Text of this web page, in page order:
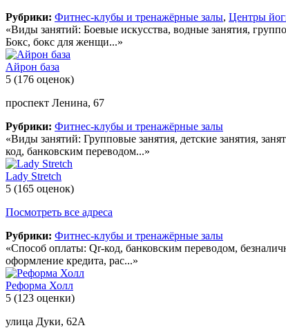
Рубрики: Фитнес-клубы и тренажёрные залы, Центры
«Виды занятий: Боевые искусства, водные занятия,
Бокс, бокс для женщи...»
Айрон база
5 (176 оценок)
проспект Ленина, 67
Рубрики: Фитнес-клубы и тренажёрные залы
«Виды занятий: Групповые занятия, детские занятия,
код, банковским переводом...»
Lady Stretch
5 (165 оценок)
Посмотреть все адреса
Рубрики: Фитнес-клубы и тренажёрные залы
«Способ оплаты: Qr-код, банковским переводом,
оформление кредита, рас...»
Реформа Холл
5 (123 оценки)
улица Дуки, 62А